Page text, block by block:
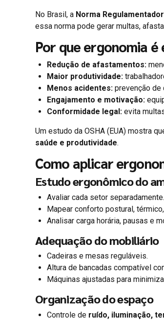
No Brasil, a Norma
essa norma pode gerar multas,
Por que ergonomia
Redução de afastamentos:
Maior produtividade:
Menos acidentes: prevenção de
Engajamento e motivação:
Conformidade legal: evita
Um estudo da OSHA (EUA) mostra
saúde e produtividade.
Como aplicar
Estudo ergonômico do
Avaliar cada setor separadamente.
Mapear conforto postural,
Analisar carga horária, pausas e
Adequação do mobiliário
Cadeiras e mesas reguláveis.
Altura de bancadas compatível
Máquinas ajustadas para
Organização do espaço
Controle de ruído, iluminação,